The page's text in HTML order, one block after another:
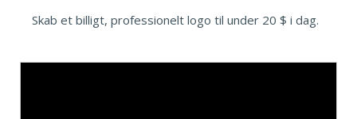
Skab et billigt, professionelt logo til under 20 $ i dag.